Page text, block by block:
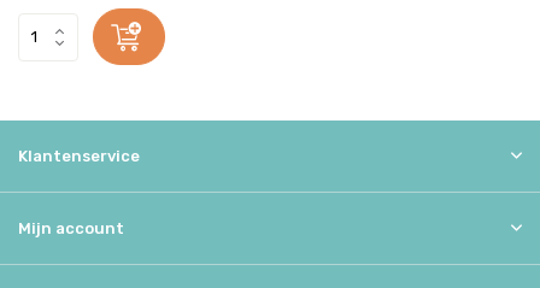
Klantenservice
Mijn account